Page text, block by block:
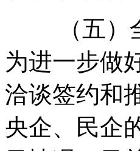
（五）全
为进一步做
洽谈签约和
央企、民企